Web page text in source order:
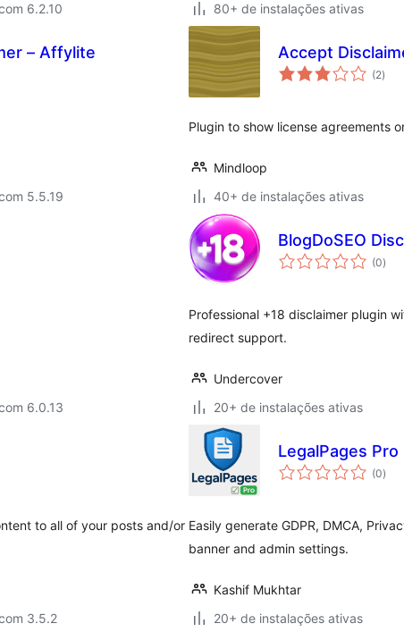
6.2.10
80+ de instalações ativas
– Affylite
5.5.19
Accept
(2total
de
)
Plugin to show license agreements
Mindloop
40+ de instalações ativas
6.0.13
BlogDoSEO
(0total
de
)
Professional +18 disclaimer plugin
redirect support.
Undercover
20+ de instalações ativas
to all of your posts and/or
3.5.2
LegalPages Pro
(0total
de
)
Easily generate GDPR, DMCA,
banner and admin settings.
Kashif Mukhtar
20+ de instalações ativas